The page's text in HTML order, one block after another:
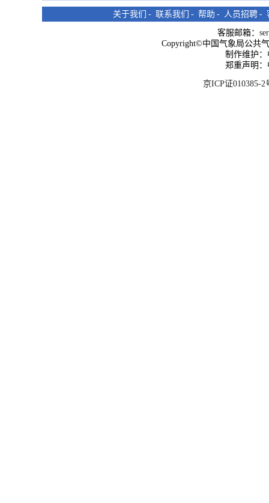
关于我们 - 联系我们 - 帮助 - 人员招聘 -
客服邮箱：
Copyright©中国气象局公共
制作维护
郑重声明
京ICP证010385-2